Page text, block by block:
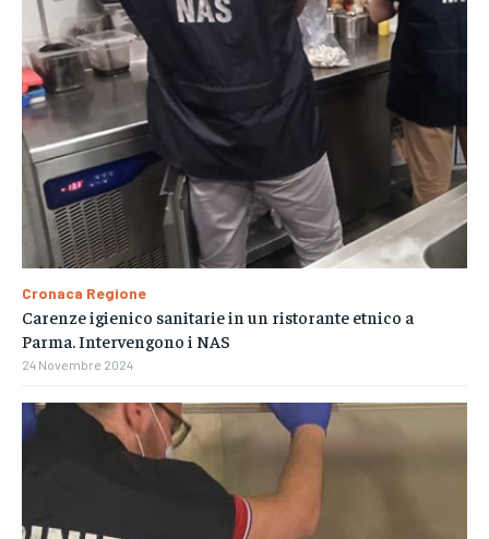
Cronaca Regione
Carenze igienico sanitarie in un ristorante etnico a
Parma. Intervengono i NAS
24 Novembre 2024